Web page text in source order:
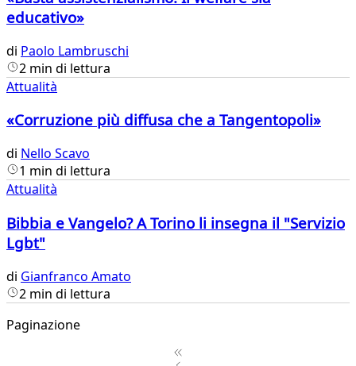
educativo»
di Paolo Lambruschi
2 min di lettura
Attualità
«Corruzione più diffusa che a Tangentopoli»
di Nello Scavo
1 min di lettura
Attualità
Bibbia e Vangelo? A Torino li insegna il "Servizio
Lgbt"
di Gianfranco Amato
2 min di lettura
Paginazione